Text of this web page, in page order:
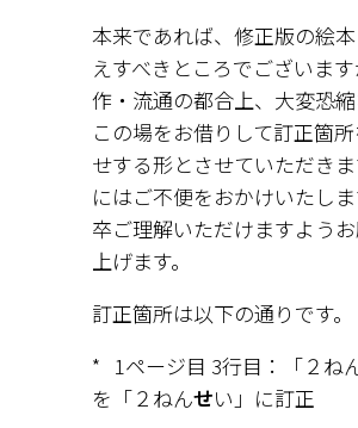
本来であれば、修正版の絵
えすべきところでございま
作・流通の都合上、大変恐縮
この場をお借りして訂正箇
せする形とさせていただき
にはご不便をおかけいたし
卒ご理解いただけますよう
上げます。
訂正箇所は以下の通りです。
*   1ページ目 3行目：「２ね
を「２ねんせい」に訂正